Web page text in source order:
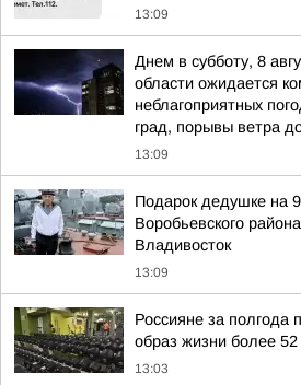
13:09
Днем в субботу, 8
области ожидается
неблагоприятных
град, порывы ветра
13:09
Подарок дедушке на
Воробьевского
Владивосток
13:09
Россияне за полгода
образ жизни более
13:03